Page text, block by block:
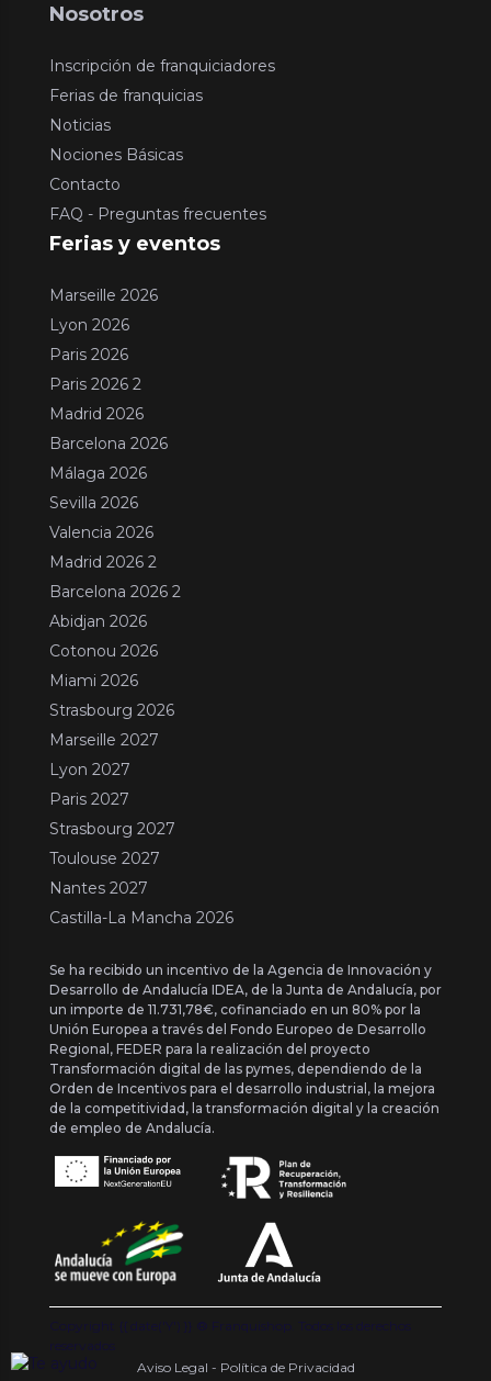
Nosotros
Inscripción de franquiciadores
Ferias de franquicias
Noticias
Nociones Básicas
Contacto
FAQ - Preguntas frecuentes
Ferias y eventos
Marseille 2026
Lyon 2026
Paris 2026
Paris 2026 2
Madrid 2026
Barcelona 2026
Málaga 2026
Sevilla 2026
Valencia 2026
Madrid 2026 2
Barcelona 2026 2
Abidjan 2026
Cotonou 2026
Miami 2026
Strasbourg 2026
Marseille 2027
Lyon 2027
Paris 2027
Strasbourg 2027
Toulouse 2027
Nantes 2027
Castilla-La Mancha 2026
Se ha recibido un incentivo de la Agencia de Innovación y
Desarrollo de Andalucía IDEA, de la Junta de Andalucía, por
un importe de 11.731,78€, cofinanciado en un 80% por la
Unión Europea a través del Fondo Europeo de Desarrollo
Regional, FEDER para la realización del proyecto
Transformación digital de las pymes, dependiendo de la
Orden de Incentivos para el desarrollo industrial, la mejora
de la competitividad, la transformación digital y la creación
de empleo de Andalucía.
Copyright {{ date('Y') }} ® Franquishop. Todos los derechos
reservados
Aviso Legal - Política de Privacidad